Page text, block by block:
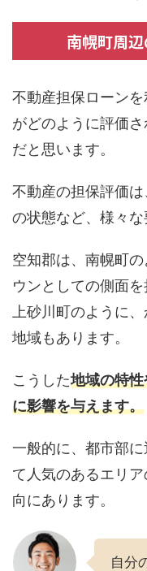
南幌町周
不動産担保ローン
がどのように評価
だと思います。
不動産の担保評価
の状態など、様々な
空知郡は、南幌町
ウンとしての側面
上砂川町のように
地域もあります。
こうした地域の特
に影響を与えます。
一般的に、都市部
て人気のあるエリ
向にあります。
自分